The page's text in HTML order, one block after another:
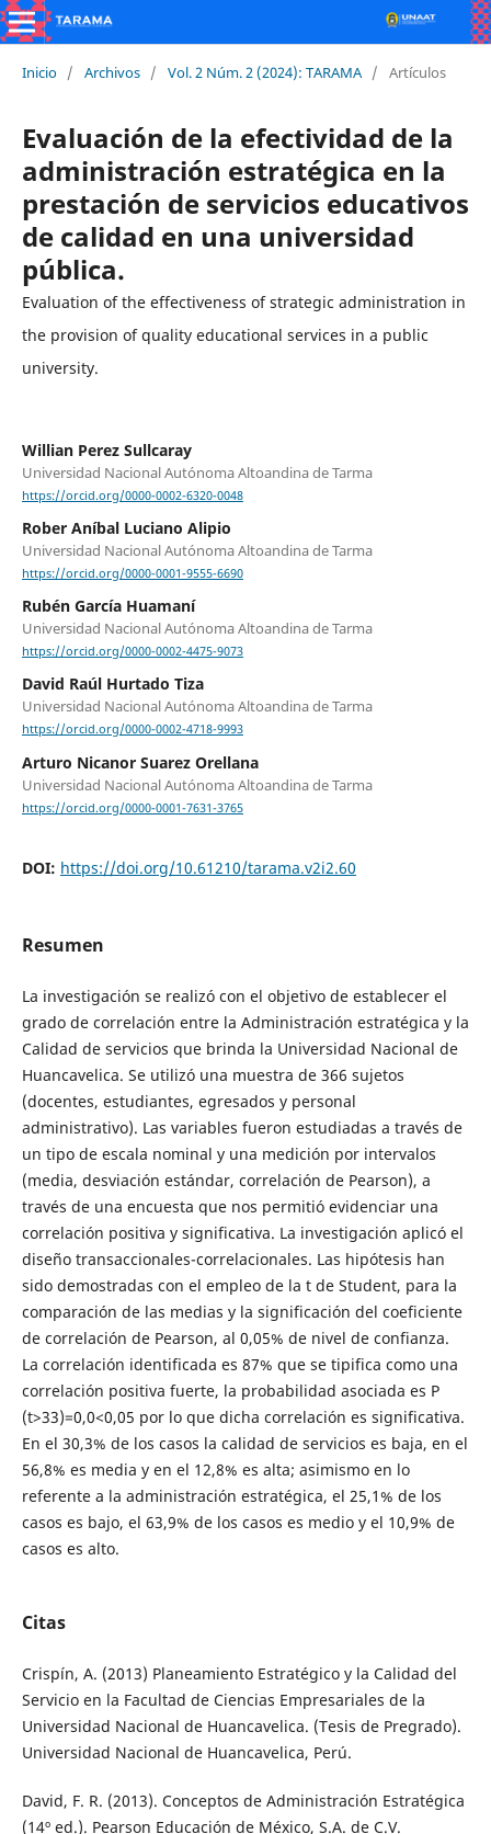
Inicio / Archivos / Vol. 2 Núm. 2 (2024): TARAMA / Artículos
Evaluación de la efectividad de la
administración estratégica en la
prestación de servicios educativos
de calidad en una universidad
pública.
Evaluation of the effectiveness of strategic administration in
the provision of quality educational services in a public
university.
Willian Perez Sullcaray
Universidad Nacional Autónoma Altoandina de Tarma
https://orcid.org/0000-0002-6320-0048
Rober Aníbal Luciano Alipio
Universidad Nacional Autónoma Altoandina de Tarma
https://orcid.org/0000-0001-9555-6690
Rubén García Huamaní
Universidad Nacional Autónoma Altoandina de Tarma
https://orcid.org/0000-0002-4475-9073
David Raúl Hurtado Tiza
Universidad Nacional Autónoma Altoandina de Tarma
https://orcid.org/0000-0002-4718-9993
Arturo Nicanor Suarez Orellana
Universidad Nacional Autónoma Altoandina de Tarma
https://orcid.org/0000-0001-7631-3765
DOI: https://doi.org/10.61210/tarama.v2i2.60
Resumen
La investigación se realizó con el objetivo de establecer el
grado de correlación entre la Administración estratégica y la
Calidad de servicios que brinda la Universidad Nacional de
Huancavelica. Se utilizó una muestra de 366 sujetos
(docentes, estudiantes, egresados y personal
administrativo). Las variables fueron estudiadas a través de
un tipo de escala nominal y una medición por intervalos
(media, desviación estándar, correlación de Pearson), a
través de una encuesta que nos permitió evidenciar una
correlación positiva y significativa. La investigación aplicó el
diseño transaccionales-correlacionales. Las hipótesis han
sido demostradas con el empleo de la t de Student, para la
comparación de las medias y la significación del coeficiente
de correlación de Pearson, al 0,05% de nivel de confianza.
La correlación identificada es 87% que se tipifica como una
correlación positiva fuerte, la probabilidad asociada es P
(t>33)=0,0<0,05 por lo que dicha correlación es significativa.
En el 30,3% de los casos la calidad de servicios es baja, en el
56,8% es media y en el 12,8% es alta; asimismo en lo
referente a la administración estratégica, el 25,1% de los
casos es bajo, el 63,9% de los casos es medio y el 10,9% de
casos es alto.
Citas
Crispín, A. (2013) Planeamiento Estratégico y la Calidad del
Servicio en la Facultad de Ciencias Empresariales de la
Universidad Nacional de Huancavelica. (Tesis de Pregrado).
Universidad Nacional de Huancavelica, Perú.
David, F. R. (2013). Conceptos de Administración Estratégica
(14º ed.). Pearson Educación de México, S.A. de C.V.